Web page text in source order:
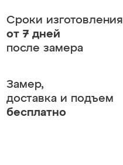
Сроки изготовления
от 7 дней
после замера
Замер,
доставка и подъем
бесплатно